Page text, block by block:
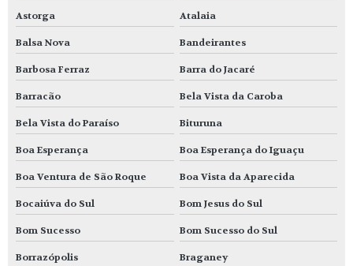
Astorga Atalaia
Balsa Nova Bandeirantes
Barbosa Ferraz Barra do Jacaré
Barracão Bela Vista da Caroba
Bela Vista do Paraíso Bituruna
Boa Esperança Boa Esperança do Iguaçu
Boa Ventura de São Roque Boa Vista da Aparecida
Bocaiúva do Sul Bom Jesus do Sul
Bom Sucesso Bom Sucesso do Sul
Borrazópolis Braganey